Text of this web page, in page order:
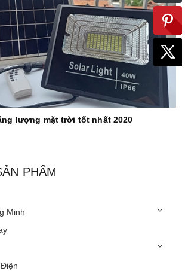
lượng mặt trời tốt nhất 2020
PHẨM
Minh